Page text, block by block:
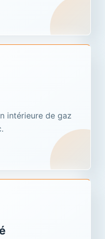
intérieure de gaz